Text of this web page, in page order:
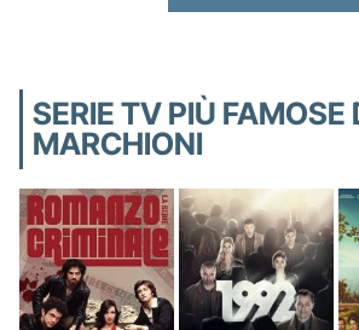
SERIE TV PIÙ FAMOSE
MARCHIONI